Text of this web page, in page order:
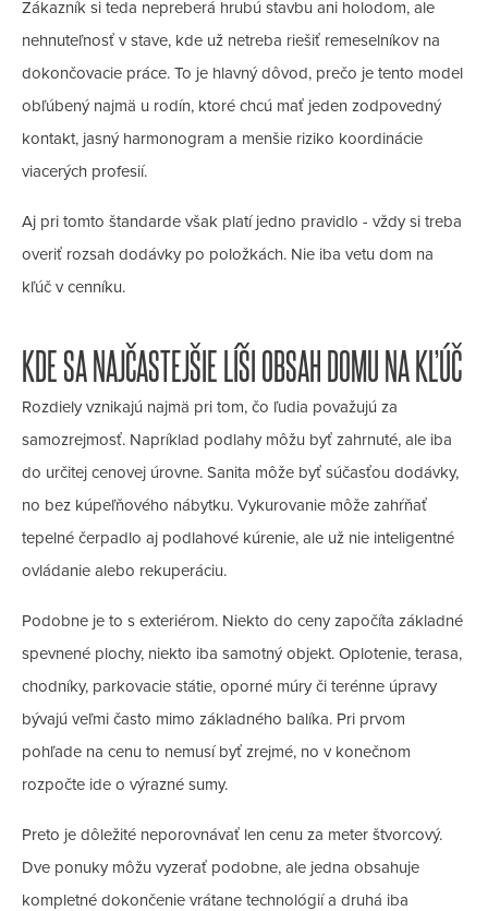
Zákazník si teda nepreberá hrubú stavbu ani holodom, ale
nehnuteľnosť v stave, kde už netreba riešiť remeselníkov na
dokončovacie práce. To je hlavný dôvod, prečo je tento model
obľúbený najmä u rodín, ktoré chcú mať jeden zodpovedný
kontakt, jasný harmonogram a menšie riziko koordinácie
viacerých profesií.
Aj pri tomto štandarde však platí jedno pravidlo - vždy si treba
overiť rozsah dodávky po položkách. Nie iba vetu dom na
kľúč v cenníku.
KDE SA NAJČASTEJŠIE LÍŠI OBSAH DOMU NA KĽÚČ
Rozdiely vznikajú najmä pri tom, čo ľudia považujú za
samozrejmosť. Napríklad podlahy môžu byť zahrnuté, ale iba
do určitej cenovej úrovne. Sanita môže byť súčasťou dodávky,
no bez kúpeľňového nábytku. Vykurovanie môže zahŕňať
tepelné čerpadlo aj podlahové kúrenie, ale už nie inteligentné
ovládanie alebo rekuperáciu.
Podobne je to s exteriérom. Niekto do ceny započíta základné
spevnené plochy, niekto iba samotný objekt. Oplotenie, terasa,
chodníky, parkovacie státie, oporné múry či terénne úpravy
bývajú veľmi často mimo základného balíka. Pri prvom
pohľade na cenu to nemusí byť zrejmé, no v konečnom
rozpočte ide o výrazné sumy.
Preto je dôležité neporovnávať len cenu za meter štvorcový.
Dve ponuky môžu vyzerať podobne, ale jedna obsahuje
kompletné dokončenie vrátane technológií a druhá iba